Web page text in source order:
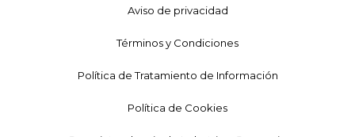
Aviso de privacidad
Términos y Condiciones
Política de Tratamiento de Información
Política de Cookies